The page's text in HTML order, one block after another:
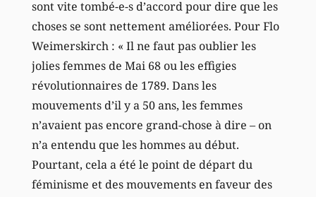
sont vite tombé-e-s d’accord pour dire que les
choses se sont nettement améliorées. Pour Flo
Weimerskirch : « Il ne faut pas oublier les
jolies femmes de Mai 68 ou les effigies
révolutionnaires de 1789. Dans les
mouvements d’il y a 50 ans, les femmes
n’avaient pas encore grand-chose à dire – on
n’a entendu que les hommes au début.
Pourtant, cela a été le point de départ du
féminisme et des mouvements en faveur des